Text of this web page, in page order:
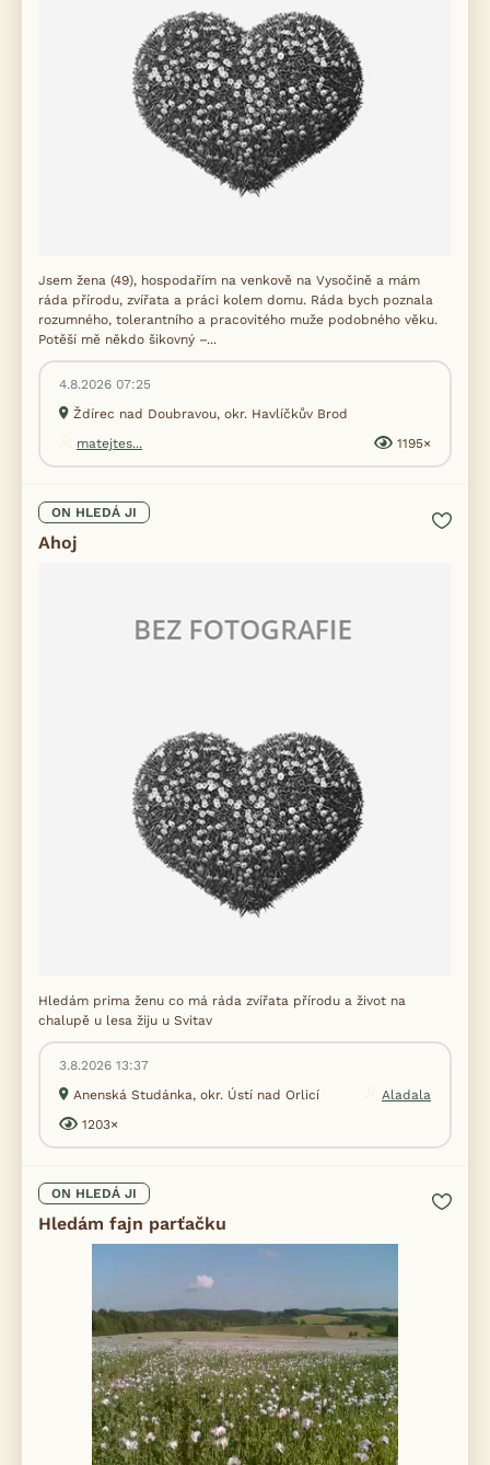
Jsem žena (49), hospodařím na venkově na Vysočině a mám
ráda přírodu, zvířata a práci kolem domu. Ráda bych poznala
rozumného, tolerantního a pracovitého muže podobného věku.
Potěší mě někdo šikovný –...
4.8.2026 07:25
Ždírec nad Doubravou, okr. Havlíčkův Brod
matejtes...
1195×
ON HLEDÁ JI
Ahoj
Hledám prima ženu co má ráda zvířata přírodu a život na
chalupě u lesa žiju u Svitav
3.8.2026 13:37
Anenská Studánka, okr. Ústí nad Orlicí
Aladala
1203×
ON HLEDÁ JI
Hledám fajn parťačku